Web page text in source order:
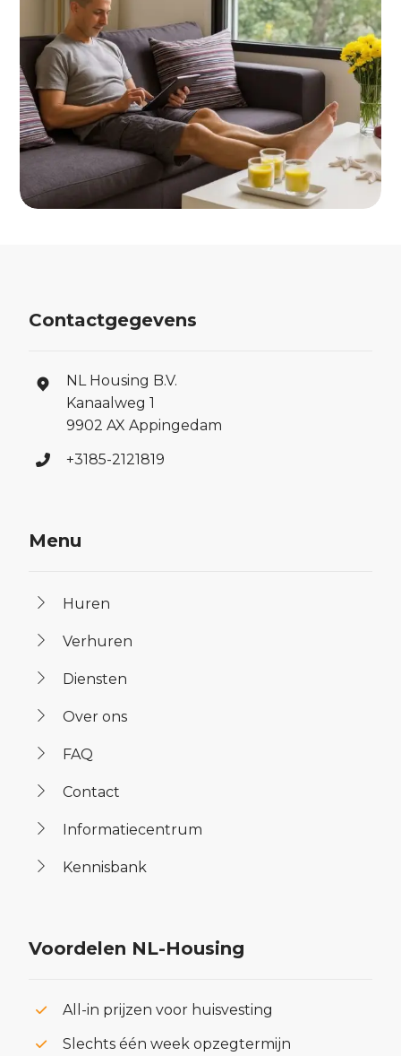
Contactgegevens
NL Housing B.V.
Kanaalweg 1
9902 AX Appingedam
+3185-2121819
Menu
Huren
Verhuren
Diensten
Over ons
FAQ
Contact
Informatiecentrum
Kennisbank
Voordelen NL-Housing
All-in prijzen voor huisvesting
Slechts één week opzegtermijn